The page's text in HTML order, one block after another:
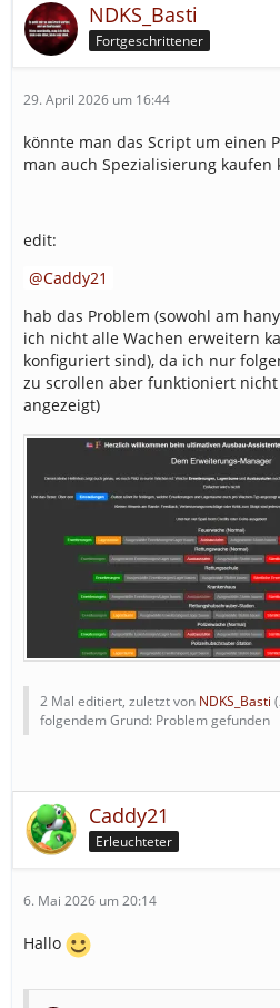
NDKS_Basti
Fortgeschrittener
29. April 2026 um 16:44
könnte man das Script um einen
man auch Spezialisierung kaufen
edit:
Caddy21
hab das Problem (sowohl am
ich nicht alle Wachen erweitern
konfiguriert sind), da ich nur
zu scrollen aber funktioniert
angezeigt)
2 Mal editiert, zuletzt von NDKS_Basti (
folgendem Grund: Problem gefunden
Caddy21
Erleuchteter
6. Mai 2026 um 20:14
Hallo